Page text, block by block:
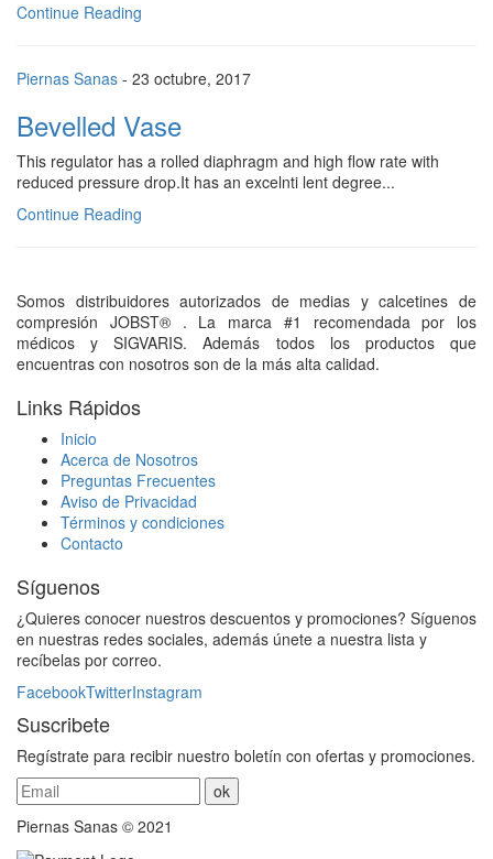
Continue Reading
Piernas Sanas - 23 octubre, 2017
Bevelled Vase
This regulator has a rolled diaphragm and high flow rate with
reduced pressure drop.It has an excelnti lent degree...
Continue Reading
Somos distribuidores autorizados de medias y calcetines de
compresión JOBST® . La marca #1 recomendada por los
médicos y SIGVARIS. Además todos los productos que
encuentras con nosotros son de la más alta calidad.
Links Rápidos
Inicio
Acerca de Nosotros
Preguntas Frecuentes
Aviso de Privacidad
Términos y condiciones
Contacto
Síguenos
¿Quieres conocer nuestros descuentos y promociones? Síguenos
en nuestras redes sociales, además únete a nuestra lista y
recíbelas por correo.
FacebookTwitterInstagram
Suscribete
Regístrate para recibir nuestro boletín con ofertas y promociones.
Piernas Sanas © 2021